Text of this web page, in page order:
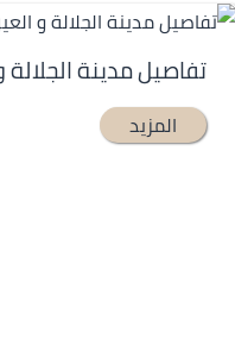
تفاصيل مدينة
المزيد